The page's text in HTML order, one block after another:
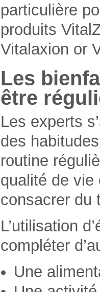
particulière
produits
Vitalaxion or
Les
être
Les experts
des
routine
qualité de vie
consacrer du
L’utilisation
compléter
Une